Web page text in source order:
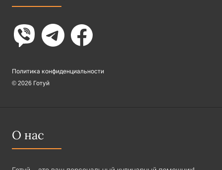
Политика конфиденциальности
© 2026 Готуй
О нас